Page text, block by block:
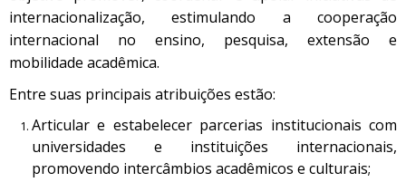
internacionalização, estimulando a cooperação
internacional no ensino, pesquisa, extensão e
mobilidade acadêmica.
Entre suas principais atribuições estão:
Articular e estabelecer parcerias institucionais com
universidades e instituições internacionais,
promovendo intercâmbios acadêmicos e culturais;